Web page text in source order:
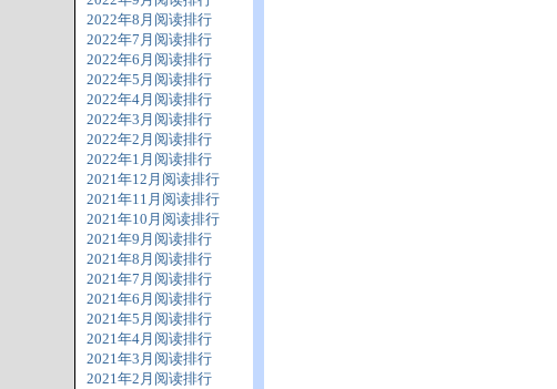
2022年8月阅读排行
2022年7月阅读排行
2022年6月阅读排行
2022年5月阅读排行
2022年4月阅读排行
2022年3月阅读排行
2022年2月阅读排行
2022年1月阅读排行
2021年12月阅读排行
2021年11月阅读排行
2021年10月阅读排行
2021年9月阅读排行
2021年8月阅读排行
2021年7月阅读排行
2021年6月阅读排行
2021年5月阅读排行
2021年4月阅读排行
2021年3月阅读排行
2021年2月阅读排行